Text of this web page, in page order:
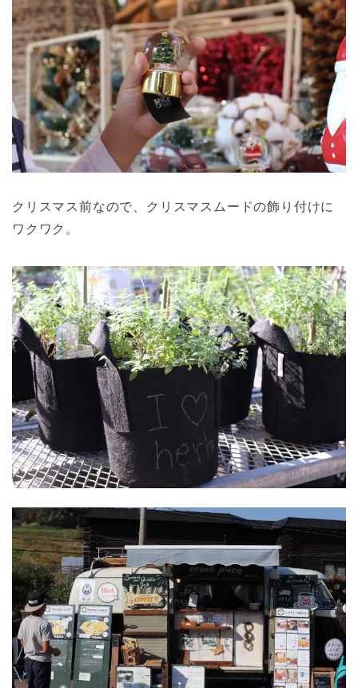
クリスマス前なので、クリスマスムードの飾り付けに
ワクワク。